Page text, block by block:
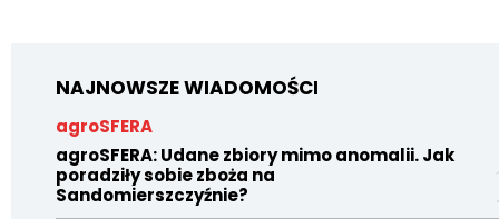
NAJNOWSZE WIADOMOŚCI
agroSFERA
agroSFERA: Udane zbiory mimo anomalii. Jak
poradziły sobie zboża na
Sandomierszczyźnie?